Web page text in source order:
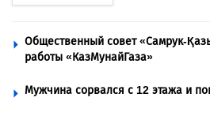
Общественный совет «Самрук-
работы «КазМунайГаза»
Мужчина сорвался с 12 этажа и